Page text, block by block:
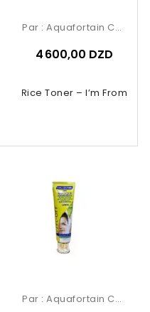
Rice Toner – I’m From
Par : Aquafortain Cosmetics
4 600,00 DZD
Par : Aquafortain Cosmetics